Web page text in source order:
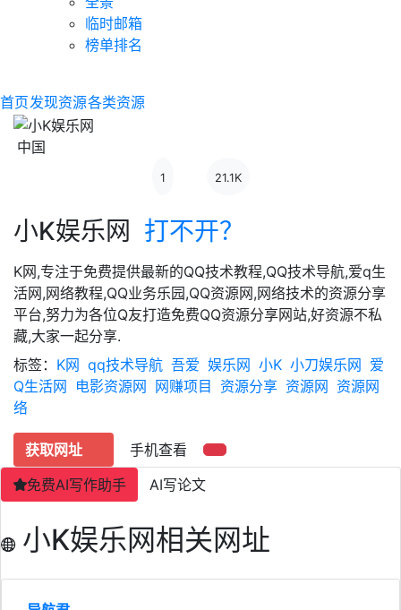
临时邮箱
榜单排名
首页发现资源各类资源
中国
1 21.1K
小K娱乐网 打不开？
K网,专注于免费提供最新的QQ技术教程,QQ技术导航,爱q生
活网,网络教程,QQ业务乐园,QQ资源网,网络技术的资源分享
平台,努力为各位Q友打造免费QQ资源分享网站,好资源不私
藏,大家一起分享.
标签： K网 qq技术导航 吾爱 娱乐网 小K 小刀娱乐网 爱
Q生活网 电影资源网 网赚项目 资源分享 资源网 资源网
络
获取网址
手机查看
免费AI写作助手
AI写论文
小K娱乐网相关网址